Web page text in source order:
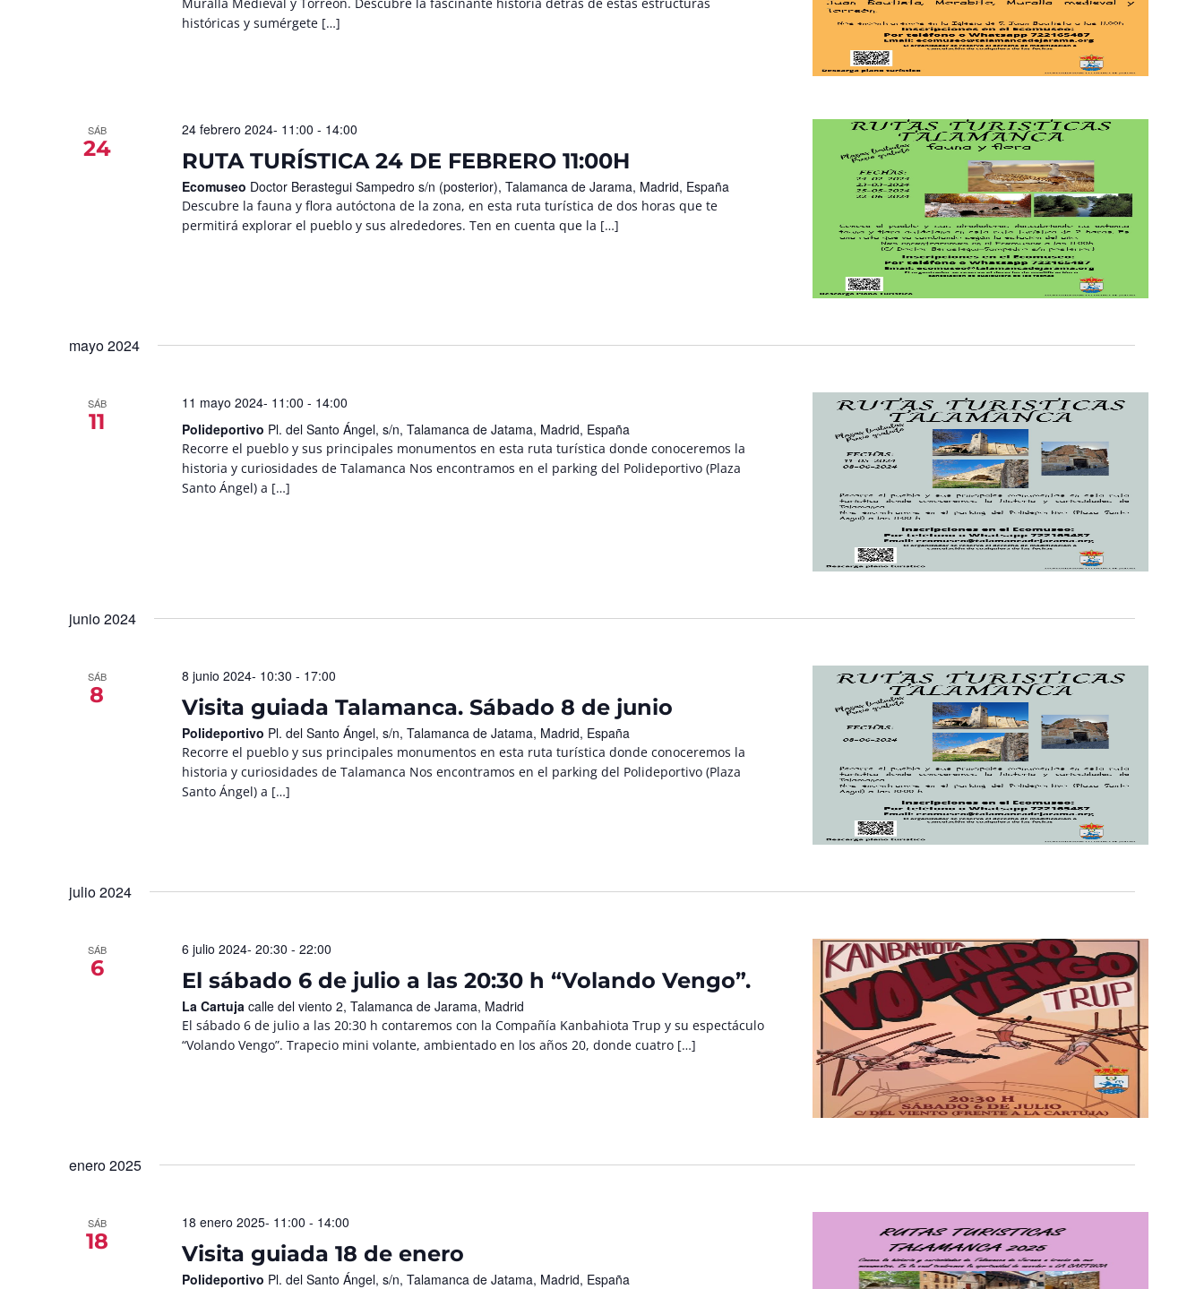
históricas y sumérgete […]
SÁB
24 RUTA TURÍSTICA 24 DE FEBRERO 11:00H
24 febrero 2024- 11:00 - 14:00
Ecomuseo Doctor Berastegui Sampedro s/n (posterior), Talamanca de Jarama, Madrid, España
Descubre la fauna y flora autóctona de la zona, en esta ruta turística de dos horas que te
permitirá explorar el pueblo y sus alrededores. Ten en cuenta que la […]
mayo 2024
SÁB
11
11 mayo 2024- 11:00 - 14:00
Polideportivo Pl. del Santo Ángel, s/n, Talamanca de Jatama, Madrid, España
Recorre el pueblo y sus principales monumentos en esta ruta turística donde conoceremos la
historia y curiosidades de Talamanca Nos encontramos en el parking del Polideportivo (Plaza
Santo Ángel) a […]
junio 2024
SÁB
8 Visita guiada Talamanca. Sábado 8 de junio
8 junio 2024- 10:30 - 17:00
Polideportivo Pl. del Santo Ángel, s/n, Talamanca de Jatama, Madrid, España
Recorre el pueblo y sus principales monumentos en esta ruta turística donde conoceremos la
historia y curiosidades de Talamanca Nos encontramos en el parking del Polideportivo (Plaza
Santo Ángel) a […]
julio 2024
SÁB
6 El sábado 6 de julio a las 20:30 h “Volando Vengo”.
6 julio 2024- 20:30 - 22:00
La Cartuja calle del viento 2, Talamanca de Jarama, Madrid
El sábado 6 de julio a las 20:30 h contaremos con la Compañía Kanbahiota Trup y su espectáculo
“Volando Vengo”. Trapecio mini volante, ambientado en los años 20, donde cuatro […]
enero 2025
SÁB
18 Visita guiada 18 de enero
18 enero 2025- 11:00 - 14:00
Polideportivo Pl. del Santo Ángel, s/n, Talamanca de Jatama, Madrid, España